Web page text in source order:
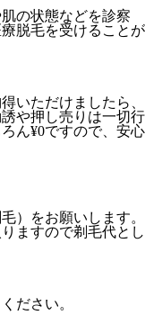
の状態などを診察
脱毛を受けることが
いただけましたら、
や押し売りは一切行
ん¥0ですので、安心
）をお願いします。
ますので剃毛代とし
ださい。